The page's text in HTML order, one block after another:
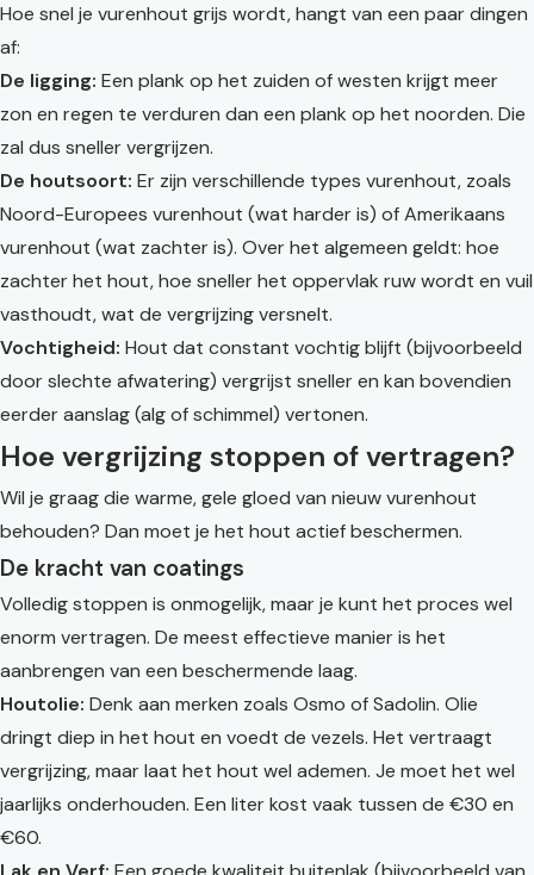
Hoe snel je vurenhout grijs wordt, hangt van een paar dingen
af:
De ligging: Een plank op het zuiden of westen krijgt meer
zon en regen te verduren dan een plank op het noorden. Die
zal dus sneller vergrijzen.
De houtsoort: Er zijn verschillende types vurenhout, zoals
Noord-Europees vurenhout (wat harder is) of Amerikaans
vurenhout (wat zachter is). Over het algemeen geldt: hoe
zachter het hout, hoe sneller het oppervlak ruw wordt en vuil
vasthoudt, wat de vergrijzing versnelt.
Vochtigheid: Hout dat constant vochtig blijft (bijvoorbeeld
door slechte afwatering) vergrijst sneller en kan bovendien
eerder aanslag (alg of schimmel) vertonen.
Hoe vergrijzing stoppen of vertragen?
Wil je graag die warme, gele gloed van nieuw vurenhout
behouden? Dan moet je het hout actief beschermen.
De kracht van coatings
Volledig stoppen is onmogelijk, maar je kunt het proces wel
enorm vertragen. De meest effectieve manier is het
aanbrengen van een beschermende laag.
Houtolie: Denk aan merken zoals Osmo of Sadolin. Olie
dringt diep in het hout en voedt de vezels. Het vertraagt
vergrijzing, maar laat het hout wel ademen. Je moet het wel
jaarlijks onderhouden. Een liter kost vaak tussen de €30 en
€60.